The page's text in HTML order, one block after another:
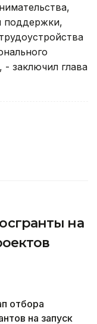
поддержки,
- заключил глава
на
отбора
на запуск